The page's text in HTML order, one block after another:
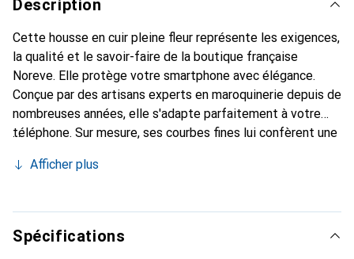
Description
Cette housse en cuir pleine fleur représente les exigences,
la qualité et le savoir-faire de la boutique française
Noreve. Elle protège votre smartphone avec élégance.
Conçue par des artisans experts en maroquinerie depuis de
nombreuses années, elle s'adapte parfaitement à votre
téléphone. Sur mesure, ses courbes fines lui confèrent une
indispensable de votre smartphone. Reconnaître
marque Noreve est un choix sûr pour une clientèle
exigeante.
Afficher plus
Spécifications